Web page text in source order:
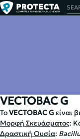
HOME INSECTS
VECTOBAC G
ΤοVECTOBAC G είναι
Μορφή Σκευάσματος:
Δραστική Ουσία: